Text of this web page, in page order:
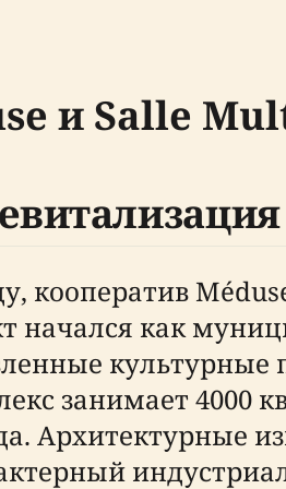
и Salle
кооператив
начался как
культурные
занимает 4000
Архитектурные